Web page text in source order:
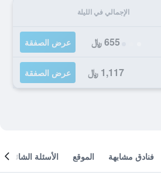
الإجمالي في الليلة
655 ﷼ عرض الصفقة
1,117 ﷼ عرض الصفقة
فنادق مشابهة الموقع الأسئلة الشائعة